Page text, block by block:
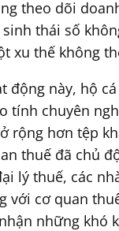
theo dõi
thái số
xu thế không
động này, hộ
tính chuyên
rộng hơn tệp
thuế đã chủ
lý thuế, các
với cơ quan
những khó